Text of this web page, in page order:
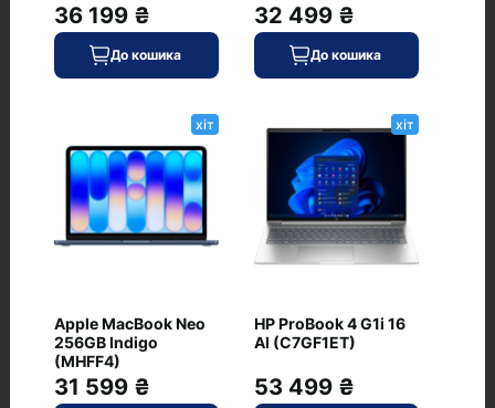
Немає питань про даний товар, станьте
першим і задайте своє питання.
Часті питання про товар ASUS TUF
Gaming F15 FX507VV (FX507VV-
WS74)
36 199 ₴
До кошика
32 499 ₴
До кошика
хіт
Apple MacBook Neo
256GB Indigo
(MHFF4)
31 599 ₴
хіт
HP ProBook 4 G1i 16
AI (C7GF1ET)
53 499 ₴